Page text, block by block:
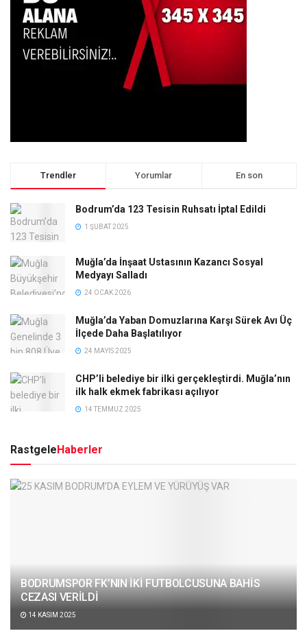
Trendler Yorumlar En son
Bodrum’da 123 Tesisin Ruhsatı İptal Edildi
1 ŞUBAT 2025
Muğla’da İnşaat Ustasının Kazancı Sosyal
Medyayı Salladı
24 OCAK 2026
Muğla’da Yaban Domuzlarına Karşı Sürek Avı Üç
İlçede Daha Başlatılıyor
24 MAYIS 2025
CHP’li belediye bir ilki gerçekleştirdi. Muğla’nın
ilk halk ekmek fabrikası açılıyor
14 TEMMUZ 2025
RastgeleHaberler
BODRUMSPOR FK’NIN İKİ FUTBOLCUSUNA BAHİS
CEZASI VERİLDİ
14 KASIM 2025